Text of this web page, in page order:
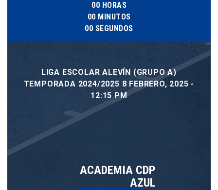
00 HORAS
00 MINUTOS
00 SEGUNDOS
LIGA ESCOLAR ALEVÍN (GRUPO A)
TEMPORADA 2024/2025 8 FEBRERO, 2025 -
12:15 PM
ACADEMIA CDP
AZUL